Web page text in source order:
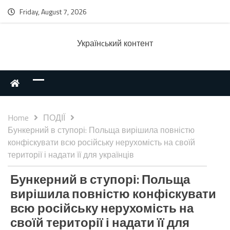
Friday, August 7, 2026
Українcький контент
Home
ПОДІЇ
Бункерний в ступорі: Польща вирішила повністю
конфіскувати всю російську нерухомість на своїй
території і надати її для українців
Бункерний в ступорі: Польща
вирішила повністю конфіскувати
всю російську нерухомість на
своїй території і надати її для